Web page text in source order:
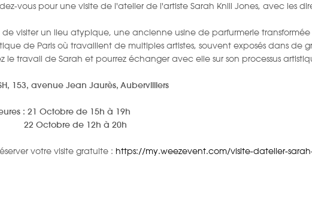
vous pour une visite de l'atelier de l'artiste Sarah Knill Jones, avec les
de visiter un lieu atypique, une ancienne usine de parfurmerie transformée
de Paris où travaillent de multiples artistes, souvent exposés dans de
le travail de Sarah et pourrez échanger avec elle sur son processus
153, avenue Jean Jaurès, Aubervilliers
: 21 Octobre de 15h à 19h
de 12h à 20h
votre visite gratuite : https://my.weezevent.com/visite-datelier-